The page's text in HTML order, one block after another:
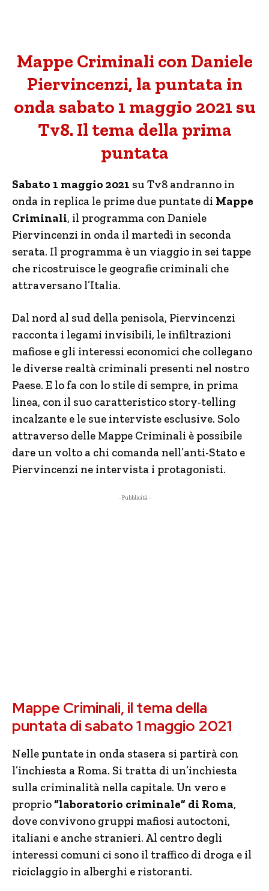
Mappe Criminali con Daniele
Piervincenzi, la puntata in
onda sabato 1 maggio 2021 su
Tv8. Il tema della prima
puntata
Sabato 1 maggio 2021 su Tv8 andranno in
onda in replica le prime due puntate di Mappe
Criminali, il programma con Daniele
Piervincenzi in onda il martedì in seconda
serata. Il programma è un viaggio in sei tappe
che ricostruisce le geografie criminali che
attraversano l’Italia.
Dal nord al sud della penisola, Piervincenzi
racconta i legami invisibili, le infiltrazioni
mafiose e gli interessi economici che collegano
le diverse realtà criminali presenti nel nostro
Paese. E lo fa con lo stile di sempre, in prima
linea, con il suo caratteristico story-telling
incalzante e le sue interviste esclusive. Solo
attraverso delle Mappe Criminali è possibile
dare un volto a chi comanda nell’anti-Stato e
Piervincenzi ne intervista i protagonisti.
- Pubblicità -
Mappe Criminali, il tema della
puntata di sabato 1 maggio 2021
Nelle puntate in onda stasera si partirà con
l’inchiesta a Roma. Si tratta di un’inchiesta
sulla criminalità nella capitale. Un vero e
proprio“laboratorio criminale” di Roma,
dove convivono gruppi mafiosi autoctoni,
italiani e anche stranieri. Al centro degli
interessi comuni ci sono il traffico di droga e il
riciclaggio in alberghi e ristoranti.